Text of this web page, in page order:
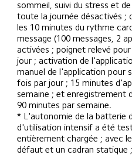
sommeil, suivi du stress et
toute la journée désactivés
les 10 minutes du rythme
message (100 messages, 2
activées ; poignet relevé
jour ; activation de
manuel de l'application pour
fois par jour ; 15 minutes
semaine ; et enregistrement
90 minutes par semaine.
* L'autonomie de la batterie
d'utilisation intensif a été
entièrement chargée ; avec
défaut et un cadran statique